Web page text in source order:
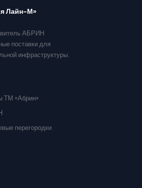
Лайн-М»
АБРИН
поставки для
инфраструктуры.
ТМ «Абрин»
перегородки